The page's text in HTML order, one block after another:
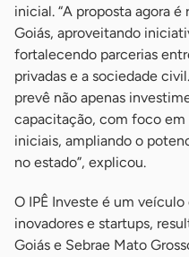
inicial. “A proposta agora
Goiás, aproveitando
fortalecendo parcerias
privadas e a sociedade
prevê não apenas
capacitação, com foco em
iniciais, ampliando o
no estado”, explicou.
O IPÊ Investe é um
inovadores e startups,
Goiás e Sebrae Mato